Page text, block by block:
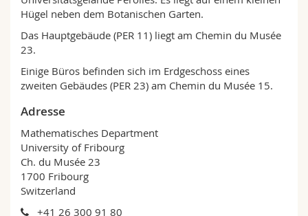
Math.-Nat. und Med. Fak.
Interfakultär
Mitarbeitende
Doktorierende
Webmail
MyUnifr
Hügel neben dem Botanischen Garten.
Das Hauptgebäude (PER 11) liegt am Chemin du Musée
23.
Einige Büros befinden sich im Erdgeschoss eines
zweiten Gebäudes (PER 23) am Chemin du Musée 15.
Adresse
Mathematisches Department
University of Fribourg
Ch. du Musée 23
1700 Fribourg
Switzerland
+41 26 300 91 80